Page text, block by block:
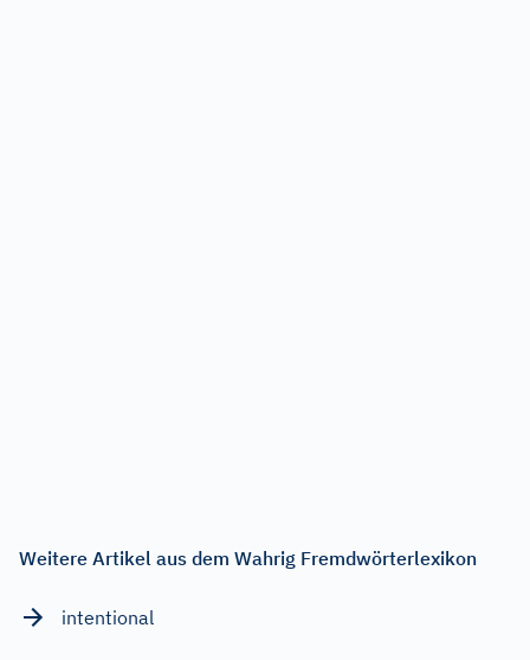
Weitere Artikel aus dem Wahrig Fremdwörterlexikon
intentional